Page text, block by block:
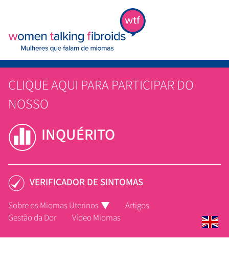
CLIQUE AQUI PARA PARTICIPAR DO
NOSSO
INQUÉRITO
VERIFICADOR DE SINTOMAS
Sobre os Miomas Uterinos
Artigos
Gestão da Dor
Vídeo Miomas